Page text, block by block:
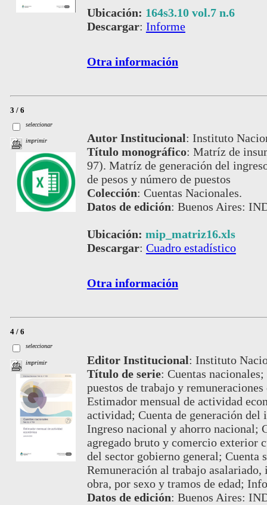
Ubicación: 164s3.10 vol.7 n.6
Descargar: Informe
Otra información
3 / 6
seleccionar
imprimir Autor Institucional: Instituto
Título monográfico: Matríz de
97). Matríz de generación del
de pesos y número de puestos
Colección: Cuentas Nacionales.
Datos de edición: Buenos Aires:
Ubicación: mip_matriz16.xls
Descargar: Cuadro estadístico
Otra información
4 / 6
seleccionar
imprimir Editor Institucional: Instituto
Título de serie: Cuentas
puestos de trabajo y
Estimador mensual de actividad
actividad; Cuenta de generación del
Ingreso nacional y ahorro nacional;
agregado bruto y comercio exterior
del sector gobierno general;
Remuneración al trabajo
obra, por sexo y tramos de edad;
Datos de edición: Buenos Aires: